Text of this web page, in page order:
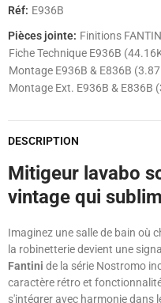
Réf: E936B
Pièces jointe: Finitions
Fiche Technique E936B
Montage E936B & E836B
Montage Ext. E936B & E836B
DESCRIPTION
Mitigeur lavabo
vintage qui
Imaginez une salle de bain où
la robinetterie devient une
Fantini de la série Nostromo
caractère rétro et
s'intégrer avec harmonie dans